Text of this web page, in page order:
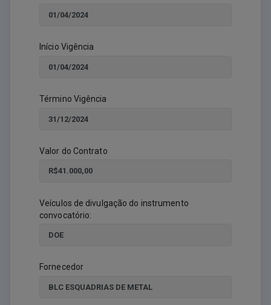
Início Vigência
Término Vigência
Valor do Contrato
Veículos de divulgação do instrumento
convocatório:
Fornecedor